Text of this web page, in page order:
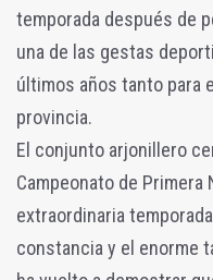
temporada después de
una de las gestas
últimos años tanto para
provincia.
El conjunto arjonillero
Campeonato de Primera
extraordinaria
constancia y el enorme